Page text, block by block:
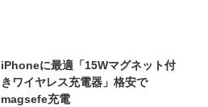
iPhoneに最適「15Wマグネット付
きワイヤレス充電器」格安で
magsefe充電